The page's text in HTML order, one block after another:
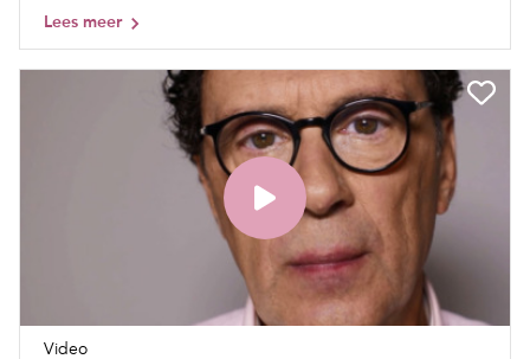
Lees meer
Video